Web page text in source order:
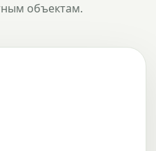
объектам.